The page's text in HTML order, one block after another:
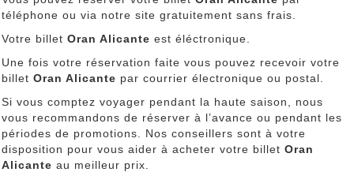
téléphone ou via notre site gratuitement sans frais.
Votre billet Oran Alicante est éléctronique.
Une fois votre réservation faite vous pouvez recevoir votre
billet Oran Alicante par courrier électronique ou postal.
Si vous comptez voyager pendant la haute saison, nous
vous recommandons de réserver à l’avance ou pendant les
périodes de promotions. Nos conseillers sont à votre
disposition pour vous aider à acheter votre billet Oran
Alicante au meilleur prix.